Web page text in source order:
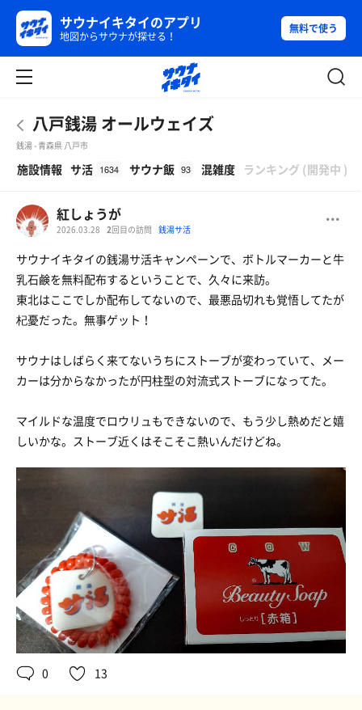
サウナイキタイのアプリ
地図からサウナが探せる！
無料で使う
八戸銭湯 オールウェイズ
銭湯 - 青森県 八戸市
施設情報 サ活 1634 サウナ飯 93 混雑度 ランキング (開発中 )
紅しょうが
2026.03.28 2回目の訪問 銭湯サ活
サウナイキタイの銭湯サ活キャンペーンで、ボトルマーカーと牛
乳石鹸を無料配布するということで、久々に来訪。
東北はここでしか配布してないので、最悪品切れも覚悟してたが
杞憂だった。無事ゲット！
サウナはしばらく来てないうちにストーブが変わっていて、メー
カーは分からなかったが円柱型の対流式ストーブになってた。
マイルドな温度でロウリュもできないので、もう少し熱めだと嬉
しいかな。ストーブ近くはそこそこ熱いんだけどね。
0 13